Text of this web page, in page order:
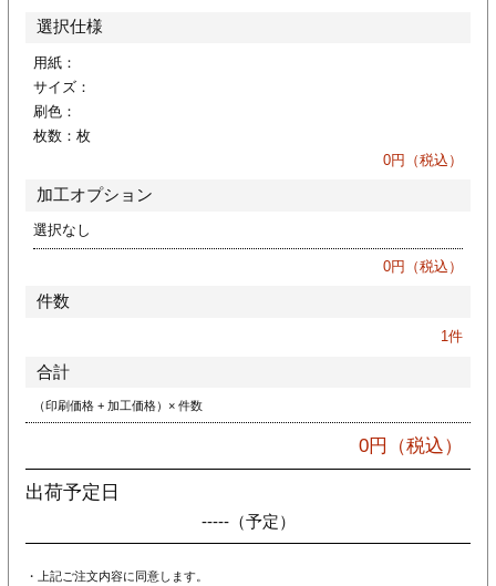
印刷
リーブ印刷
印刷
ファイル印刷
ァイル印刷
リーブ
選択仕様
用紙：
サイズ：
刷色：
枚数： 枚
0円（税込）
加工オプション
選択なし
0円（税込）
件数
1件
合計
（印刷価格 + 加工価格）× 件数
0円（税込）
出荷予定日
-----（予定）
・上記ご注文内容に同意します。